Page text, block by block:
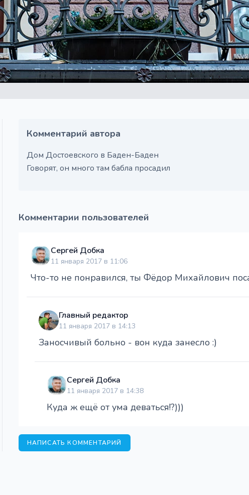
Комментарий автора
Дом Достоевского в Баден-Баден
Говорят, он много там бабла просадил
Комментарии пользователей
Сергей Добка
11 января 2017 в 11:06
Что-то не понравился, ты Фёдор Михайлович
Главный редактор
11 января 2017 в 14:13
Заносчивый больно - вон куда занесло :)
Сергей Добка
11 января 2017 в 14:38
Куда ж ещё от ума деваться!?)))
НАПИСАТЬ КОММЕНТАРИЙ